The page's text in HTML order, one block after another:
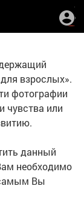
взрослых».
фотографии
чувства или
данный
необходимо
самым Вы